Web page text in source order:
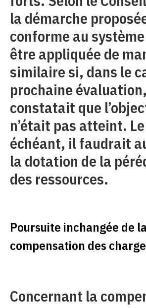
la démarche
conforme au
être appliquée de
similaire si, dans le
prochaine
constatait que
n’était pas atteint.
échéant, il faudrait
la dotation de la
des ressources.
Poursuite inchangée de la
compensation des
Concernant la